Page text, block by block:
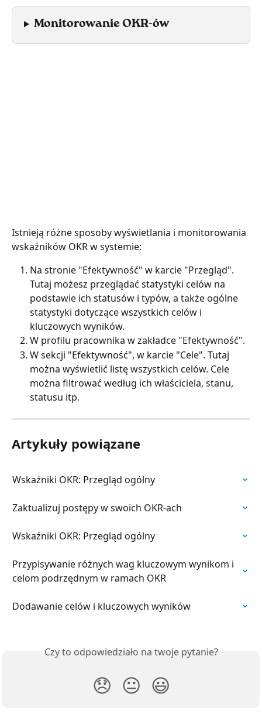
Monitorowanie OKR-ów
Istnieją różne sposoby wyświetlania i monitorowania
wskaźników OKR w systemie:
Na stronie "Efektywność" w karcie "Przegląd".
Tutaj możesz przeglądać statystyki celów na
podstawie ich statusów i typów, a także ogólne
statystyki dotyczące wszystkich celów i
kluczowych wyników.
W profilu pracownika w zakładce "Efektywność".
W sekcji "Efektywność", w karcie "Cele". Tutaj
można wyświetlić listę wszystkich celów. Cele
można filtrować według ich właściciela, stanu,
statusu itp.
Artykuły powiązane
Wskaźniki OKR: Przegląd ogólny
Zaktualizuj postępy w swoich OKR-ach
Wskaźniki OKR: Przegląd ogólny
Przypisywanie różnych wag kluczowym wynikom i
celom podrzędnym w ramach OKR
Dodawanie celów i kluczowych wyników
Czy to odpowiedziało na twoje pytanie?
😞 😐 😃